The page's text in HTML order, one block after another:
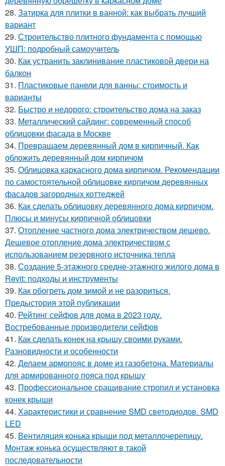
28. Затирка для плитки в ванной: как выбрать лучший
вариант
29. Строительство плитного фундамента с помощью
УШП: подробный самоучитель
30. Как устранить заклинивание пластиковой двери на
балкон
31. Пластиковые панели для ванны: стоимость и
варианты
32. Быстро и недорого: строительство дома на заказ
33. Металлический сайдинг: современный способ
облицовки фасада в Москве
34. Превращаем деревянный дом в кирпичный. Как
обложить деревянный дом кирпичом
35. Облицовка каркасного дома кирпичом. Рекомендации
по самостоятельной облицовке кирпичом деревянных
фасадов загородных коттеджей
36. Как сделать облицовку деревянного дома кирпичом.
Плюсы и минусы кирпичной облицовки
37. Отопление частного дома электричеством дешево.
Дешевое отопление дома электричеством с
использованием резервного источника тепла
38. Создание 5-этажного средне-этажного жилого дома в
Revit: подходы и инструменты
39. Как обогреть дом зимой и не разориться.
Предыстория этой публикации
40. Рейтинг сейфов для дома в 2023 году.
Востребованные производители сейфов
41. Как сделать конек на крышу своими руками.
Разновидности и особенности
42. Делаем армопояс в доме из газобетона. Материалы
для армированного пояса под крышу
43. Профессиональное сращивание стропил и установка
конек крыши
44. Характеристики и сравнение SMD светодиодов. SMD
LED
45. Вентиляция конька крыши под металлочерепицу.
Монтаж конька осуществляют в такой
последовательности